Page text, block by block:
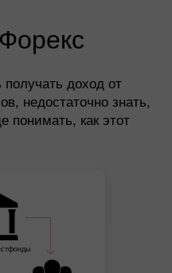
доход от
недостаточно знать,
понимать, как этот